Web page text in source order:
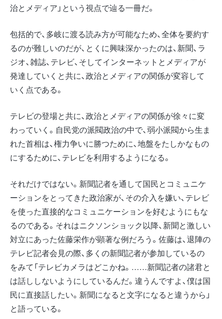
治とメディア」という視点で辿る一冊だ。
包括的で、多岐に渡る読み方が可能なため、全体を要約す
るのが難しいのだが、とくに興味深かったのは、新聞、ラ
ジオ、雑誌、テレビ、そしてインターネットとメディアが
発達していくと共に、政治とメディアの関係が変容して
いく点である。
テレビの登場と共に、政治とメディアの関係が徐々に変
わっていく。自民党の派閥政治の中で、弱小派閥から生ま
れた首相は、権力争いに勝つために、地盤をたしかなもの
にするために、テレビを利用するようになる。
それだけではない。新聞記者を通して国民とコミュニケ
ーションをとってきた政治家が、その介入を嫌い、テレビ
を使った直接的なコミュニケーションを好むようにもな
るのである。それはニクソンショック以降、新聞と激しい
対立にあった佐藤栄作が顕著な例だろう。佐藤は、退陣の
テレビ記者会見の際、多くの新聞記者が参加しているの
をみて「テレビカメラはどこかね。……新聞記者の諸君と
は話ししないようにしているんだ。違うんですよ、僕は国
民に直接話したい。新聞になると文字になると違うから」
と語っている。